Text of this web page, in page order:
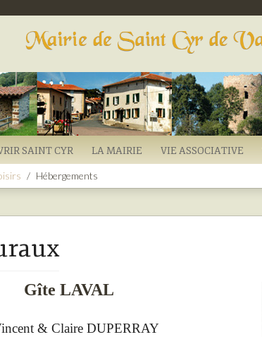
SAINT CYR LA MAIRIE VIE ASSOCIATIVE
Hébergements
Gîte LAVAL
& Claire DUPERRAY